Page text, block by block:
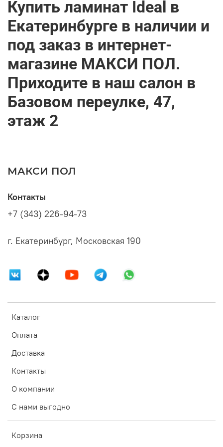
Купить ламинат Ideal в
Екатеринбурге в наличии и
под заказ в интернет-
магазине МАКСИ ПОЛ.
Приходите в наш салон в
Базовом переулке, 47,
этаж 2
МАКСИ ПОЛ
Каталог
Оплата
Доставка
Контакты
О компании
С нами выгодно
Корзина
Контакты
+7 (343) 226-94-73
г. Екатеринбург, Московская 190